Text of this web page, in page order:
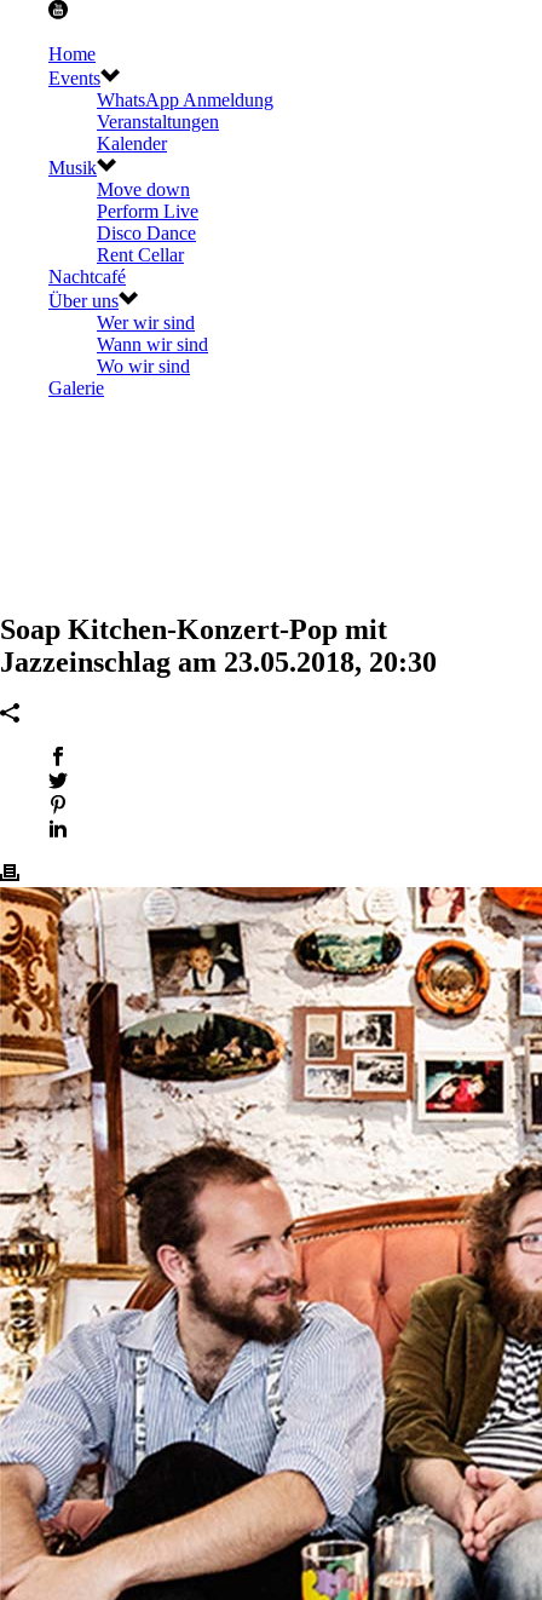
Home
Events
WhatsApp Anmeldung
Veranstaltungen
Kalender
Musik
Move down
Perform Live
Disco Dance
Rent Cellar
Nachtcafé
Über uns
Wer wir sind
Wann wir sind
Wo wir sind
Galerie
Soap Kitchen-Konzert-Pop mit
Jazzeinschlag am 23.05.2018, 20:30